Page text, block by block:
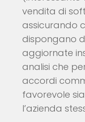
vendita di
assicurando
dispongano
aggiornate
analisi che
accordi
favorevole
l’azienda